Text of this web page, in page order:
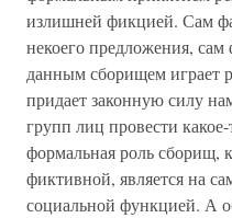
излишней фикцией. Сам
некоего предложения,
данным сборищем играет
придает законную силу
групп лиц провести
формальная роль сборищ,
фиктивной, является на
социальной функцией. А